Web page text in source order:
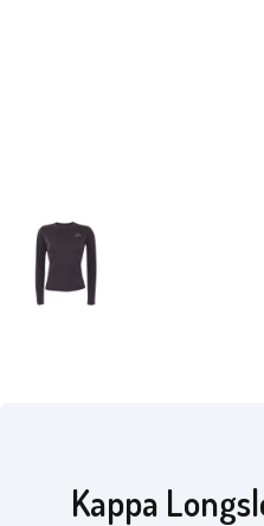
Kappa